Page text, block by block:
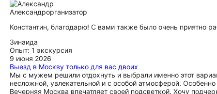
Александрорганизатор
Константин, благодарю! С вами также было очень приятно
Зинаида
Опыт: 1 экскурсия
9 июня 2026
Выезд в Москву только для вас двоих
Мы с мужем решили отдохнуть и выбрали именно этот
несложной, увлекательной и с особой атмосферой.
Вечерняя Москва впечатляет своей подсветкой. Хочу